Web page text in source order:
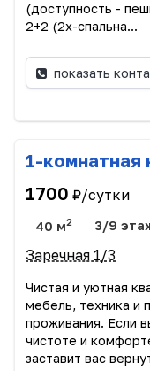
(дocтупнoсть -
2+2 (2х-спальна...
показать
1-комнатная
1700 ₽/сутки
40 м2 3/9
Заречная 1/3
Чистая и уютная
мебель, техника и
проживания. Если
чистоте и
заставит вас